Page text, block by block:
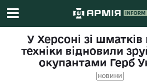
У Херсоні зі
техніки відновили
окупантами Герб
НОВИНИ